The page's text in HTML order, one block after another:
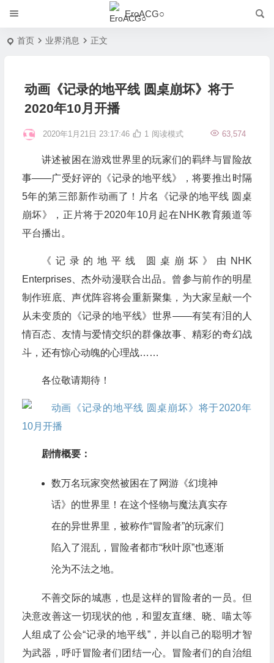
EroACG○
首页 业界消息 正文
动画《记录的地平线 圆桌崩坏》将于
2020年10月开播
2020年1月21日 23:17:46 63,574
1 阅读模式
讲述被困在游戏世界里的玩家们的羁绊与冒险故
事——广受好评的《记录的地平线》，将要推出时隔
5年的第三部新作动画了！片名《记录的地平线 圆桌
崩坏》，正片将于2020年10月起在NHK教育频道等
平台播出。
《记录的地平线 圆桌崩坏》由NHK
Enterprises、杰外动漫联合出品。曾参与前作的明星
制作班底、声优阵容将会重新聚集，为大家呈献一个
从未变质的《记录的地平线》世界——有笑有泪的人
情百态、友情与爱情交织的群像故事、精彩的奇幻战
斗，还有惊心动魄的心理战……
各位敬请期待！
剧情概要：
数万名玩家突然被困在了网游《幻境神
话》的世界里！在这个怪物与魔法真实存
在的异世界里，被称作“冒险者”的玩家们
陷入了混乱，冒险者都市“秋叶原”也逐渐
沦为不法之地。
不善交际的城惠，也是这样的冒险者的一员。但
决意改善这一切现状的他，和盟友直继、晓、喵太等
人组成了公会“记录的地平线”，并以自己的聪明才智
为武器，呼吁冒险者们团结一心。冒险者们的自治组